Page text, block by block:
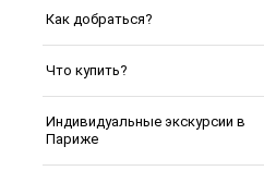
Как добраться?
Что купить?
Индивидуальные экскурсии в
Париже